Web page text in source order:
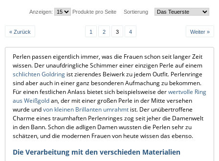
Sortierung
Anzeigen: Produkte pro Seite
« Zurück 1 2 3 4 Weiter »
Perlen passen eigentlich immer, was die Frauen schon seit langer Zeit
wissen. Der unaufdringliche Schimmer einer einzigen Perle auf einem
schlichten Goldring ist zierendes Beiwerk zu jedem Outfit. Perlenringe
sind aber auch in einer ganz besonderen Aufmachung zu bekommen.
Für einen festlichen Anlass bietet sich beispielsweise derwertvolle Ring
aus Weißgoldan, der mit einer großen Perle in der Mitte versehen
wurde undvon kleinen Brillanten umrahmt ist. Der unübertroffene
Charme eines traumhaften Perlenringes zog seit jeher die Damenwelt
in den Bann. Schon die adligen Damen wussten die Perlen sehr zu
schätzen, und die modernen Frauen von heute wissen das ebenso.
Die Verarbeitung mit den verschieden Materialien